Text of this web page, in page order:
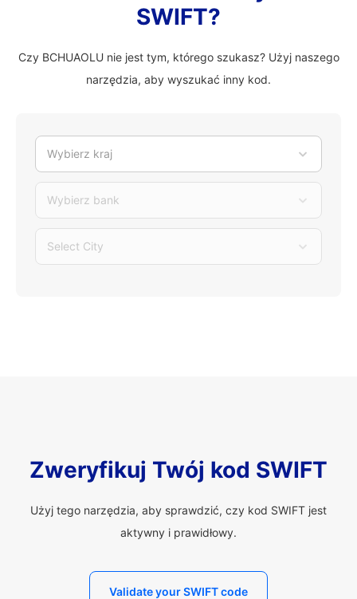
SWIFT?
Czy BCHUAOLU nie jest tym, którego szukasz? Użyj naszego
narzędzia, aby wyszukać inny kod.
Wybierz kraj
Wybierz bank
Select City
Zweryfikuj Twój kod SWIFT
Użyj tego narzędzia, aby sprawdzić, czy kod SWIFT jest
aktywny i prawidłowy.
Validate your SWIFT code